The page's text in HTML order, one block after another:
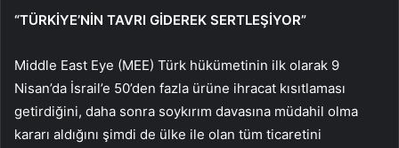
“TÜRKİYE’NİN TAVRI GİDEREK SERTLEŞİYOR”
Middle East Eye (MEE) Türk hükümetinin ilk olarak 9
Nisan’da İsrail’e 50’den fazla ürüne ihracat kısıtlaması
getirdiğini, daha sonra soykırım davasına müdahil olma
kararı aldığını şimdi de ülke ile olan tüm ticaretini